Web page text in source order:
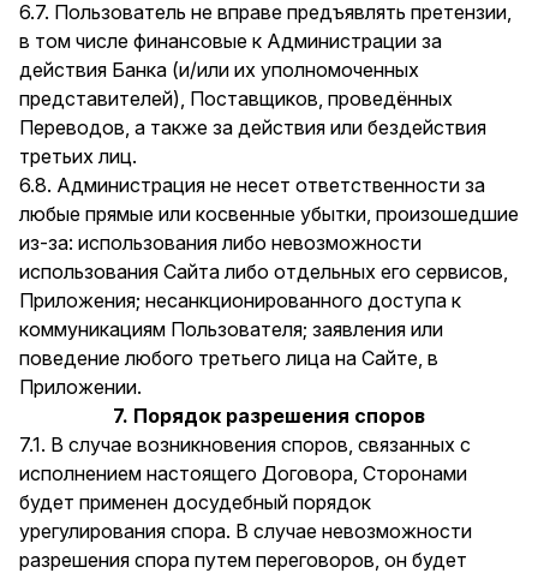
6.7. Пользователь не вправе предъявлять претензии,
в том числе финансовые к Администрации за
действия Банка (и/или их уполномоченных
представителей), Поставщиков, проведённых
Переводов, а также за действия или бездействия
третьих лиц.
6.8. Администрация не несет ответственности за
любые прямые или косвенные убытки, произошедшие
из-за: использования либо невозможности
использования Сайта либо отдельных его сервисов,
Приложения; несанкционированного доступа к
коммуникациям Пользователя; заявления или
поведение любого третьего лица на Сайте, в
Приложении.
7. Порядок разрешения споров
7.1. В случае возникновения споров, связанных с
исполнением настоящего Договора, Сторонами
будет применен досудебный порядок
урегулирования спора. В случае невозможности
разрешения спора путем переговоров, он будет